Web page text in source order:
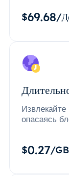
$69.68/
опасаясь
$0.27/GB